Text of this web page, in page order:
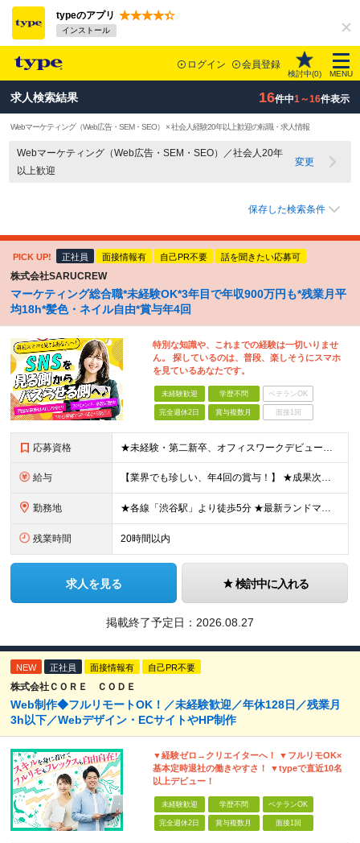
typeのアプリ
インストール
ログイン 会員登録
検討中(0) MENU
求人検索結果 16件中1～16件表示
Webマーケティング（Web広告・SEM・SEO） × 社会人経験20年以上歓迎の転職・求人情報
Webマーケティング（Web広告・SEM・SEO）／社会人20年
以上歓迎
変更
保存した検索条件
PICK UP! 正社員 面接情報有 自己PR不要 話を聞きたい応募可
株式会社SARUCREW
マーケティング総合職*未経験OK*3年目で年収900万円も*残業月平
均18h*髪色・ネイル自由*賞与年4回
特別な知識や、これまでの経験は一切いりませ
ん。 探しているのは、普段、楽しそうにスマホ
を見ているあなたです。
未経験歓迎 学歴不問 ベテランOK
完全週休2日 賞与複数月 面接1回
応募資格 ★未経験・第二新卒、オフィスワークデビュー大歓迎 ★平均年齢は28.6歳！ ★20代の若手メンバーが中心になって活躍している職場です！ ●学歴不問 ※35歳以下の方（若年層の長期キャリア形成） ★こ
給与 【業界でも珍しい、年4回の賞与！】 ★成果次第でスピード昇給可 →20代で年収700万〜900万超も！ ■未経験：月給26〜30万円＋賞与年4回（業績による）＋各種手当 ※経験・スキルを考慮して決定
勤務地 ★各線「渋谷駅」より徒歩5分 ★最新ランドマークオフィスです！ ★転勤はありません 【本社】 東京都渋谷区道玄坂2-25-12 道玄坂通 dogenzaka-dori 5階 ※(変更の範囲)上記を除
残業時間 20時間以内
求人を見る 検討中に入れる
掲載終了予定日： 2026.08.27
NEW 正社員 面接情報有 自己PR不要
株式会社ＣＯＲＥ ＣＯＤＥ
Web制作◆フルリモートOK！／未経験歓迎／年休128日／残業月
3h以下／Webデザイン・ECサイトやHP制作
▼経験ゼロ→クリエイターへ！ ▼フルリモOK×
基本定時退社の働きやすさ！ ▼typeで直近10名
以上デビュー！
未経験歓迎 学歴不問 ベテランOK
完全週休2日 賞与複数月 面接1回